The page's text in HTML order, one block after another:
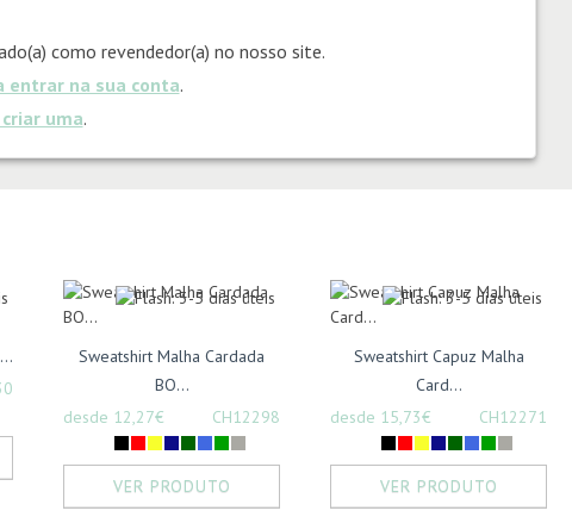
como revendedor(a) no nosso site.
entrar na sua conta.
uma.
Sweatshirt Malha Cardada
BO...
desde 12,27€
CH12298
VER PRODUTO
Sweatshirt Capuz Malha
Card...
desde 15,73€
CH12271
VER PRODUTO